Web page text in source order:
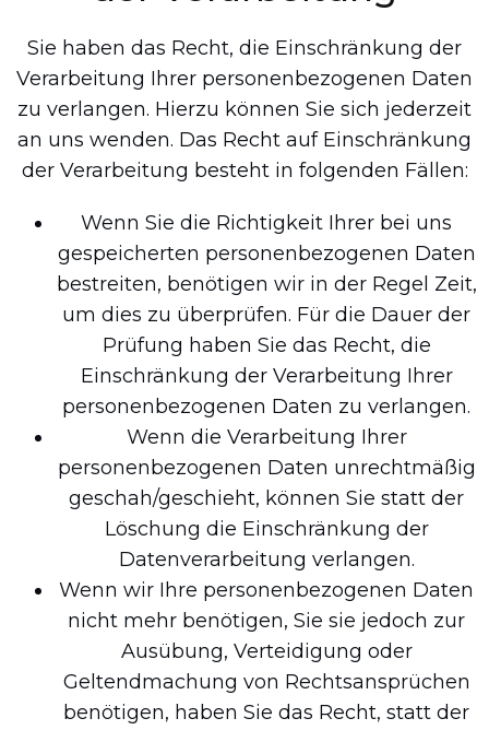
Sie haben das Recht, die Einschränkung der
Verarbeitung Ihrer personenbezogenen Daten
zu verlangen. Hierzu können Sie sich jederzeit
an uns wenden. Das Recht auf Einschränkung
der Verarbeitung besteht in folgenden Fällen:
Wenn Sie die Richtigkeit Ihrer bei uns
gespeicherten personenbezogenen Daten
bestreiten, benötigen wir in der Regel Zeit,
um dies zu überprüfen. Für die Dauer der
Prüfung haben Sie das Recht, die
Einschränkung der Verarbeitung Ihrer
personenbezogenen Daten zu verlangen.
Wenn die Verarbeitung Ihrer
personenbezogenen Daten unrechtmäßig
geschah/geschieht, können Sie statt der
Löschung die Einschränkung der
Datenverarbeitung verlangen.
Wenn wir Ihre personenbezogenen Daten
nicht mehr benötigen, Sie sie jedoch zur
Ausübung, Verteidigung oder
Geltendmachung von Rechtsansprüchen
benötigen, haben Sie das Recht, statt der